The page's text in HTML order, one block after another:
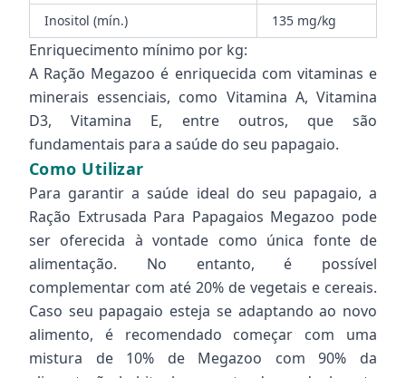
Inositol (mín.)
135 mg/kg
Enriquecimento mínimo por kg:
A Ração Megazoo é enriquecida com vitaminas e
minerais essenciais, como Vitamina A, Vitamina
D3, Vitamina E, entre outros, que são
fundamentais para a saúde do seu papagaio.
Como Utilizar
Para garantir a saúde ideal do seu papagaio, a
Ração Extrusada Para Papagaios Megazoo pode
ser oferecida à vontade como única fonte de
alimentação. No entanto, é possível
complementar com até 20% de vegetais e cereais.
Caso seu papagaio esteja se adaptando ao novo
alimento, é recomendado começar com uma
mistura de 10% de Megazoo com 90% da